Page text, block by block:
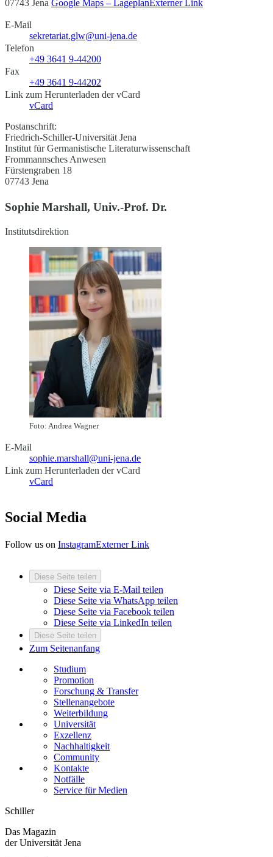
07743 Jena Google Maps – Lageplan Externer Link
E-Mail
sekretariat.glw@uni-jena.de
Telefon
+49 3641 9-44200
Fax
+49 3641 9-44202
Link zum Herunterladen der vCard
vCard
Postanschrift:
Friedrich-Schiller-Universität Jena
Institut für Germanistische Literaturwissenschaft
Frommannsches Anwesen
Fürstengraben 18
07743 Jena
Sophie Marshall, Univ.-Prof. Dr.
Institutsdirektion
Foto: Andrea Wagner
E-Mail
sophie.marshall@uni-jena.de
Link zum Herunterladen der vCard
vCard
Social Media
Follow us on InstagramExterner Link
Diese Seite teilen
Diese Seite via E-Mail teilen
Diese Seite via WhatsApp teilen
Diese Seite via Facebook teilen
Diese Seite via LinkedIn teilen
Diese Seite teilen
Zum Seitenanfang
Studium
Promotion
Forschung & Transfer
Stellenangebote
Weiterbildung
Universität
Exzellenz
Nachhaltigkeit
Community
Kontakte
Notfälle
Service für Medien
Schiller
Das Magazin
der Universität Jena